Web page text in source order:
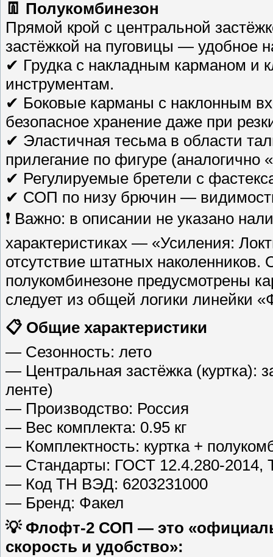
👖 Полукомбинезон
Прямой крой с центральной
застёжкой на пуговицы — удобное
✔ Грудка с накладным карманом и
инструментам.
✔ Боковые карманы с наклонным
безопасное хранение даже при
✔ Эластичная тесьма в области
прилегание по фигуре (аналогично
✔ Регулируемые бретели с
✔ СОП по низу брючин —
❗ Важно: в описании не указано
характеристиках — «Усиления:
отсутствие штатных
полукомбинезоне предусмотрены
следует из общей логики линейки
📋 Общие характеристики
— Сезонность: лето
— Центральная застёжка (куртка):
ленте)
— Производство: Россия
— Вес комплекта: 0.95 кг
— Комплектность: куртка +
— Стандарты: ГОСТ 12.4.280-2014,
— Код ТН ВЭД: 6203231000
— Бренд: Факел
💡 Флофт-2 СОП — это
скорость и удобство»: